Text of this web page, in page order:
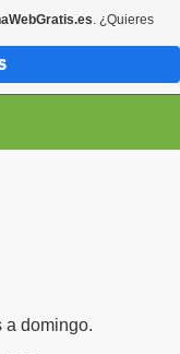
a domingo.
. ¿Quieres